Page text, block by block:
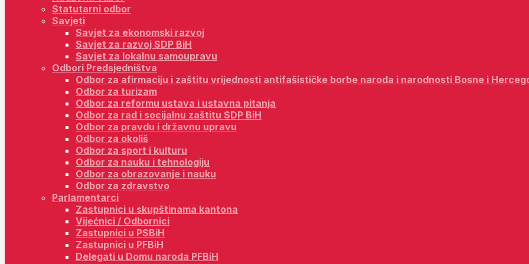
Statutarni odbor
Savjeti
Savjet za ekonomski razvoj
Savjet za razvoj SDP BiH
Savjet za lokalnu samoupravu
Odbori Predsjedništva
Odbor za afirmaciju i zaštitu vrijednosti antifašističke borbe naroda i narodnosti Bosne i
Odbor za turizam
Odbor za reformu ustava i ustavna pitanja
Odbor za rad i socijalnu zaštitu SDP BiH
Odbor za pravdu i državnu upravu
Odbor za okoliš
Odbor za sport i kulturu
Odbor za nauku i tehnologiju
Odbor za obrazovanje i nauku
Odbor za zdravstvo
Parlamentarci
Zastupnici u skupštinama kantona
Vijećnici / Odbornici
Zastupnici u PSBiH
Zastupnici u PFBiH
Delegati u Domu naroda PFBiH